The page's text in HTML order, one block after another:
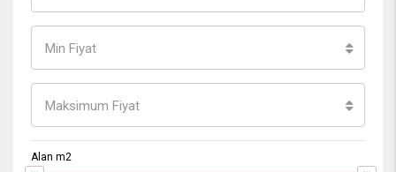
Min Fiyat
Maksimum Fiyat
Alan m2